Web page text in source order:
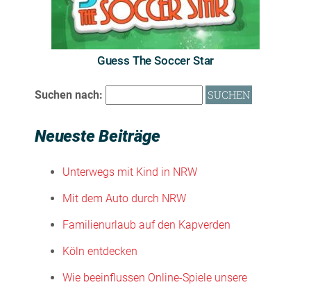
Guess The Soccer Star
Suchen nach:
Neueste Beiträge
Unterwegs mit Kind in NRW
Mit dem Auto durch NRW
Familienurlaub auf den Kapverden
Köln entdecken
Wie beeinflussen Online-Spiele unsere